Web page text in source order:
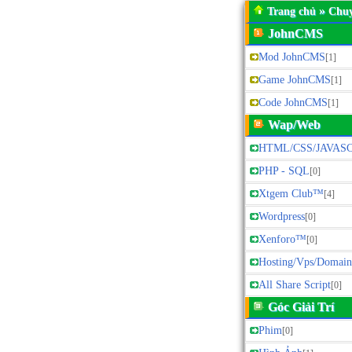
Trang chủ »
JohnCMS
Mod JohnCMS [1]
Game JohnCMS [1]
Code JohnCMS [1]
Wap/Web
HTML/CSS/
PHP - SQL [0]
Xtgem Club™ [4]
Wordpress[0]
Xenforo™ [0]
Hosting/Vps/
All Share Script[0]
Góc Giải Trí
Phim[0]